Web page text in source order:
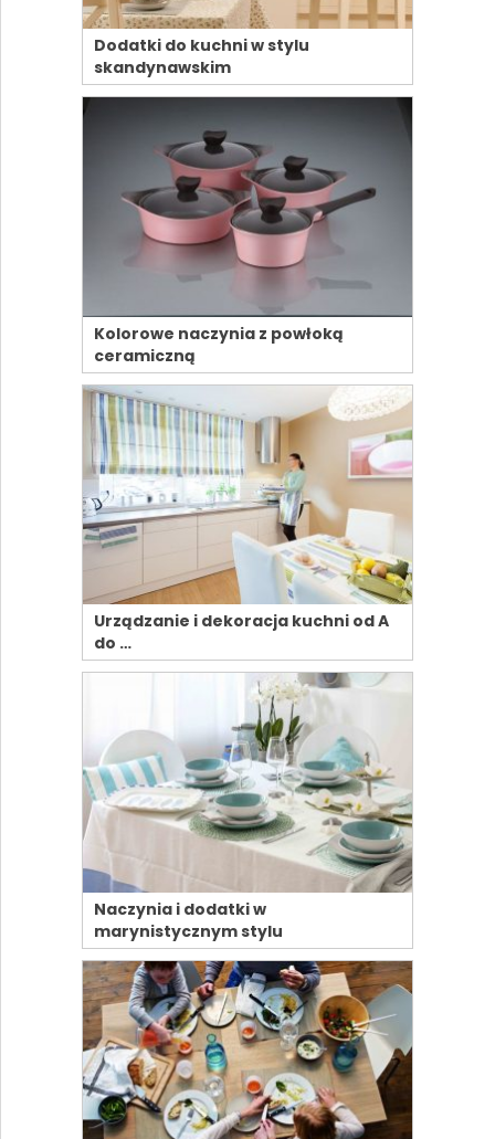
Dodatki do kuchni w stylu
skandynawskim
Kolorowe naczynia z powłoką
ceramiczną
Urządzanie i dekoracja kuchni od A
do …
Naczynia i dodatki w
marynistycznym stylu